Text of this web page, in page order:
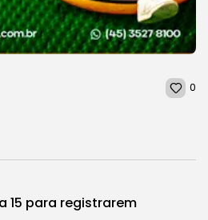
0
15 para registrarem